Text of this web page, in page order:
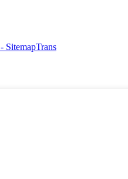
- SitemapTrans